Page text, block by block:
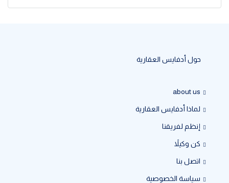
حول أدفايس العقارية
about us
لماذا أدفايس العقارية
إنظم لفريقنا
كن وكيلاً
اتصل بنا
سياسة الخصوصية